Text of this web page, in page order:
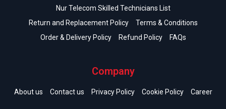
Nur Telecom Skilled Technicians List
Return and Replacement Policy
Terms & Conditions
Order & Delivery Policy
Refund Policy FAQs
Company
About us Contact us Privacy Policy Cookie Policy Career